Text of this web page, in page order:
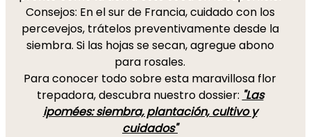
Consejos: En el sur de Francia, cuidado con los
percevejos, trátelos preventivamente desde la
siembra. Si las hojas se secan, agregue abono
para rosales.
Para conocer todo sobre esta maravillosa flor
trepadora, descubra nuestro dossier: "Las
ipomées: siembra, plantación, cultivo y
cuidados"